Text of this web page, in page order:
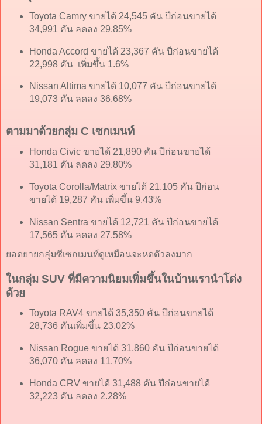
Toyota Camry ขายได้ 24,545 คัน ปีก่อนขายได้
34,991 คัน ลดลง 29.85%
Honda Accord ขายได้ 23,367 คัน ปีก่อนขายได้
22,998 คัน เพิ่มขึ้น 1.6%
Nissan Altima ขายได้ 10,077 คัน ปีก่อนขายได้
19,073 คัน ลดลง 36.68%
ตามมาด้วยกลุ่ม C เซกเมนท์
Honda Civic ขายได้ 21,890 คัน ปีก่อนขายได้
31,181 คัน ลดลง 29.80%
Toyota Corolla/Matrix ขายได้ 21,105 คัน ปีก่อน
ขายได้ 19,287 คัน เพิ่มขึ้น 9.43%
Nissan Sentra ขายได้ 12,721 คัน ปีก่อนขายได้
17,565 คัน ลดลง 27.58%
ยอดยายกลุ่มซีเซกเมนท์ดูเหมือนจะหดตัวลงมาก
ในกลุ่ม SUV ที่มีความนิยมเพิ่มขึ้นในบ้านเรานำโด่ง
ด้วย
Toyota RAV4 ขายได้ 35,350 คัน ปีก่อนขายได้
28,736 คันเพิ่มขึ้น 23.02%
Nissan Rogue ขายได้ 31,860 คัน ปีก่อนขายได้
36,070 คัน ลดลง 11.70%
Honda CRV ขายได้ 31,488 คัน ปีก่อนขายได้
32,223 คัน ลดลง 2.28%